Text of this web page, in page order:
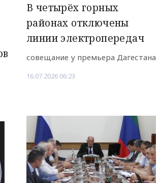
В четырёх горных
районах отключены
линии электропередач
совещание у премьера Дагестана
16.07.2026 06:23